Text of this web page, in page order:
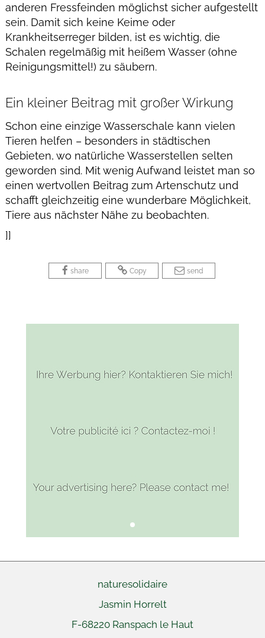
anderen Fressfeinden möglichst sicher aufgestellt
sein. Damit sich keine Keime oder
Krankheitserreger bilden, ist es wichtig, die
Schalen regelmäßig mit heißem Wasser (ohne
Reinigungsmittel!) zu säubern.
Ein kleiner Beitrag mit großer Wirkung
Schon eine einzige Wasserschale kann vielen
Tieren helfen – besonders in städtischen
Gebieten, wo natürliche Wasserstellen selten
geworden sind. Mit wenig Aufwand leistet man so
einen wertvollen Beitrag zum Artenschutz und
schafft gleichzeitig eine wunderbare Möglichkeit,
Tiere aus nächster Nähe zu beobachten.
]]
share Copy send
naturesolidaire
Jasmin Horrelt
F-68220 Ranspach le Haut